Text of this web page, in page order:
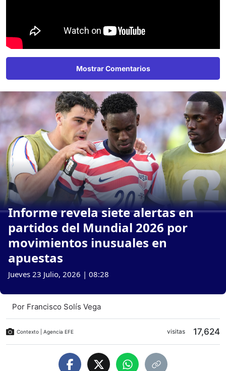
Mostrar Comentarios
Informe revela siete alertas en
partidos del Mundial 2026 por
movimientos inusuales en
apuestas
Jueves 23 Julio, 2026 | 08:28
Por Francisco Solís Vega
Contexto | Agencia EFE visitas 17,624